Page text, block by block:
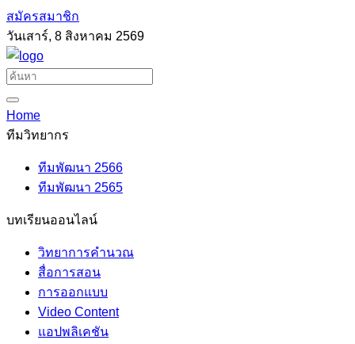
สมัครสมาชิก
วันเสาร์, 8 สิงหาคม 2569
Home
ทีมวิทยากร
ทีมพัฒนา 2566
ทีมพัฒนา 2565
บทเรียนออนไลน์
วิทยาการคำนวณ
สื่อการสอน
การออกแบบ
Video Content
แอปพลิเคชัน